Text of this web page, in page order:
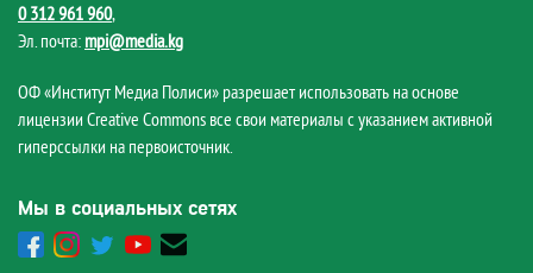
0 312 961 960,
Эл. почта: mpi@media.kg
ОФ «Институт Медиа Полиси» разрешает использовать на основе
лицензии Creative Commons все свои материалы с указанием активной
гиперссылки на первоисточник.
Мы в социальных сетях